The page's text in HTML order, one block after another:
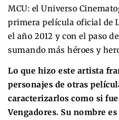
MCU: el Universo
primera película oficial de
el año 2012 y con el paso
sumando más héroes y
Lo que hizo este artista
personajes de otras
caracterizarlos como si
Vengadores. Su nombre